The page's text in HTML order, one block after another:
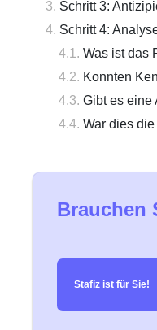
Schritt 3:
Schritt 4:
Was ist das
Konnten
Gibt es eine
War dies
Brauchen
Stafiz ist für Sie!